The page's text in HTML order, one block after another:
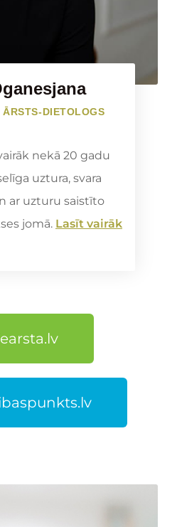
DIETOLOGS
nekā 20 gadu
uztura, svara
ar uzturu saistīto
jomā. Lasīt vairāk